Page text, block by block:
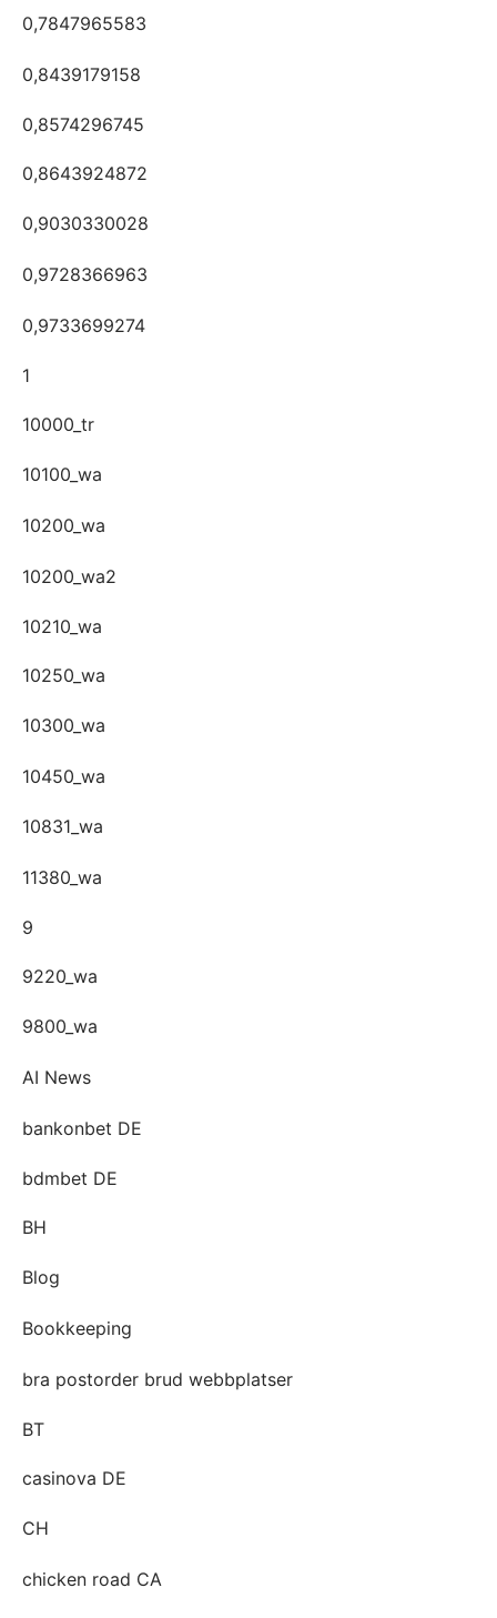
0,7847965583
0,8439179158
0,8574296745
0,8643924872
0,9030330028
0,9728366963
0,9733699274
1
10000_tr
10100_wa
10200_wa
10200_wa2
10210_wa
10250_wa
10300_wa
10450_wa
10831_wa
11380_wa
9
9220_wa
9800_wa
AI News
bankonbet DE
bdmbet DE
BH
Blog
Bookkeeping
bra postorder brud webbplatser
BT
casinova DE
CH
chicken road CA